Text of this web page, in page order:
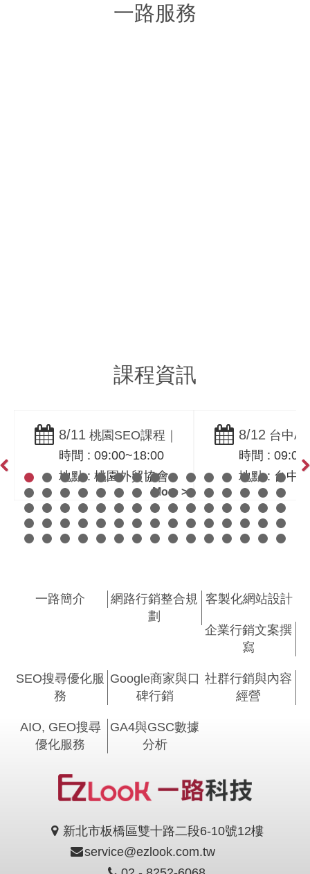
一路服務
課程資訊
8/11 桃園SEO課程｜
SEO革命：AIO與
GEO網路行銷實戰班
｜一路科技黃震宇
時間 : 09:00~18:00
地點 : 桃園外貿協會
More >
8/12 台中
程｜生成式
銷操作實戰
會台中辦事
科技黃震宇
時間 :
地點 : 台中
Previous
一路簡介
網路行銷整合規
劃
客製化網站設計
企業行銷文案撰
寫
SEO搜尋優化服
務
Google商家與口
碑行銷
社群行銷與內容
經營
AIO, GEO搜尋
優化服務
GA4與GSC數據
分析
新北市板橋區雙十路二段6-10號12樓
service@ezlook.com.tw